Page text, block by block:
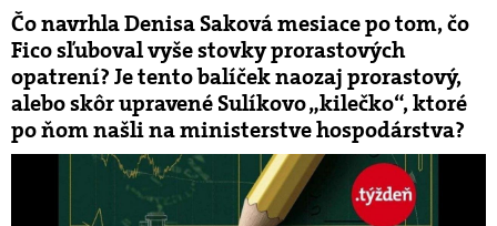
Čo navrhla Denisa Saková mesiace po tom, čo
Fico sľuboval vyše stovky prorastových
opatrení? Je tento balíček naozaj prorastový,
alebo skôr upravené Sulíkovo „kilečko“, ktoré
po ňom našli na ministerstve hospodárstva?